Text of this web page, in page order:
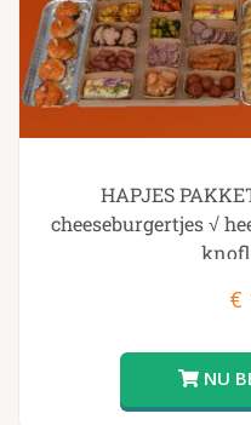
HAPJES
cheeseburgertjes √
€